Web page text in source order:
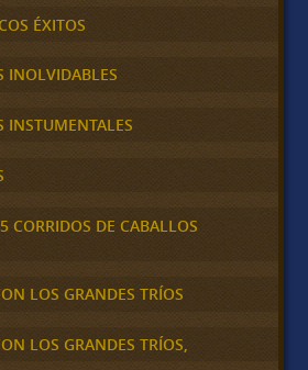
ÉXITOS
INOLVIDABLES
INSTUMENTALES
CORRIDOS DE CABALLOS
LOS GRANDES TRÍOS
LOS GRANDES TRÍOS,